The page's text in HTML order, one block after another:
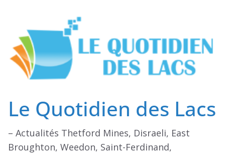
contenu
Le Quotidien des Lacs
– Actualités Thetford Mines, Disraeli, East
Broughton, Weedon, Saint-Ferdinand,